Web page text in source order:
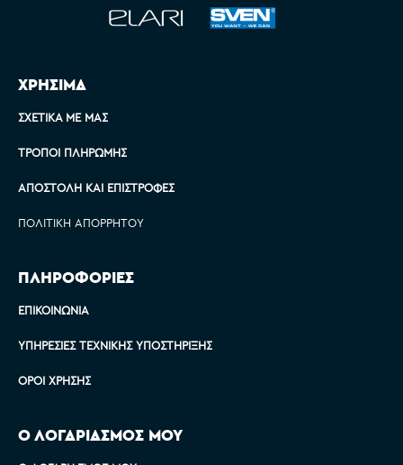
ΧΡΗΣΙΜΑ
ΣΧΕΤΙΚΆ ΜΕ ΜΑΣ
ΤΡΌΠΟΙ ΠΛΗΡΩΜΉΣ
ΑΠΟΣΤΟΛΉ ΚΑΙ ΕΠΙΣΤΡΟΦΈΣ
ΠΟΛΙΤΙΚΉ ΑΠΟΡΡΉΤΟΥ
ΠΛΗΡΟΦΟΡΙΕΣ
ΕΠΙΚΟΙΝΩΝΊΑ
ΥΠΗΡΕΣΊΕΣ ΤΕΧΝΙΚΉΣ ΥΠΟΣΤΉΡΙΞΗΣ
ΌΡΟΙ ΧΡΉΣΗΣ
Ο ΛΟΓΑΡΙΑΣΜΟΣ ΜΟΥ